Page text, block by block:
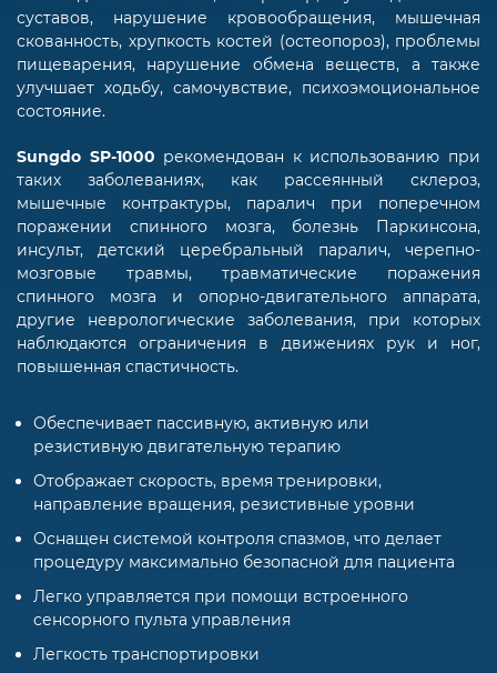
суставов, нарушение кровообращения, мышечная
скованность, хрупкость костей (остеопороз), проблемы
пищеварения, нарушение обмена веществ, а также
улучшает ходьбу, самочувствие, психоэмоциональное
состояние.
Sungdo SP-1000 рекомендован к использованию при
таких заболеваниях, как рассеянный склероз,
мышечные контрактуры, паралич при поперечном
поражении спинного мозга, болезнь Паркинсона,
инсульт, детский церебральный паралич, черепно-
мозговые травмы, травматические поражения
спинного мозга и опорно-двигательного аппарата,
другие неврологические заболевания, при которых
наблюдаются ограничения в движениях рук и ног,
повышенная спастичность.
Обеспечивает пассивную, активную или
резистивную двигательную терапию
Отображает скорость, время тренировки,
направление вращения, резистивные уровни
Оснащен системой контроля спазмов, что делает
процедуру максимально безопасной для пациента
Легко управляется при помощи встроенного
сенсорного пульта управления
Легкость транспортировки